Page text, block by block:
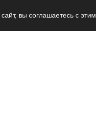
вы соглашаетесь с этим.